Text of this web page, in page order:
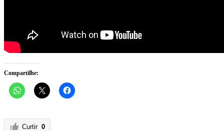
Compartilhe:
Curtir 0